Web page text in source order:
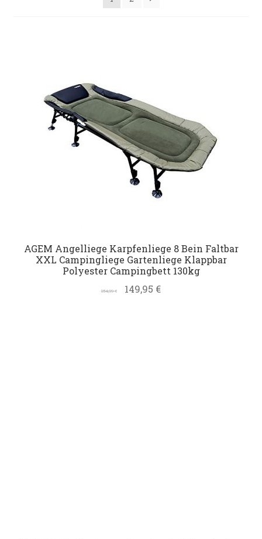
AGEM Angelliege Karpfenliege 8 Bein Faltbar
XXL Campingliege Gartenliege Klappbar
Polyester Campingbett 130kg
154,99€ 149,95 €